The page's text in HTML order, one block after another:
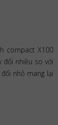
compact X100
đổi nhiều so với
nhỏ mang lại